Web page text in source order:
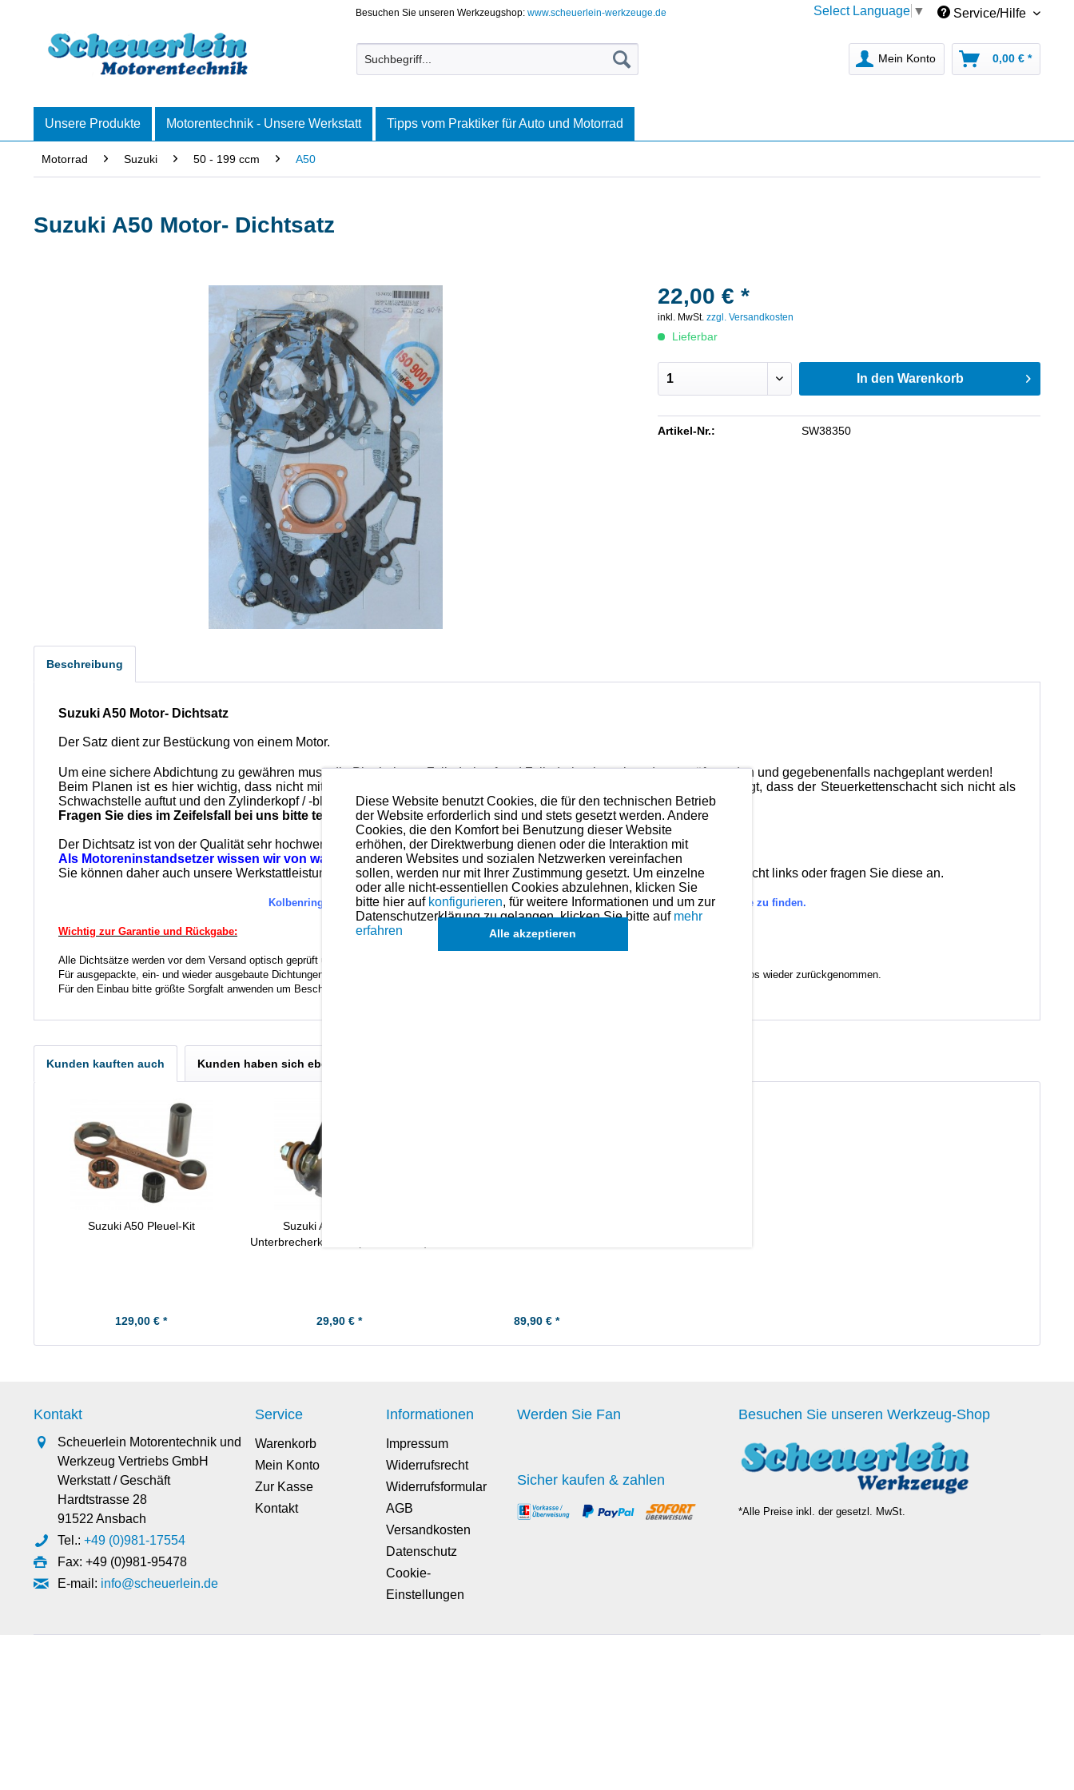
Besuchen Sie unseren Werkzeugshop:www.scheuerlein-werkzeuge.de Select Language ▼ Service/Hilfe
Mein Konto 0,00 € *
Unsere Produkte Motorentechnik - Unsere Werkstatt Tipps vom Praktiker für Auto und Motorrad
Motorrad Suzuki 50 - 199 ccm A50
Suzuki A50 Motor- Dichtsatz
22,00 € *
inkl. MwSt.zzgl. Versandkosten
Lieferbar
In den Warenkorb
Artikel-Nr.: SW38350
Beschreibung
Suzuki A50 Motor- Dichtsatz
Der Satz dient zur Bestückung von einem Motor.
Um eine sichere Abdichtung zu gewähren muss die Planheit von Zylinderkopf und Zylinderbank zueinander geprüft werden und gegebenenfalls nachgeplant werden!
Beim Planen ist es hier wichtig, dass nicht mit einem groben Messerkopf gearbeitet wird und das Festspannung so erfolgt, dass der Steuerkettenschacht sich nicht als
Schwachstelle auftut und den Zylinderkopf / -block bei der Bearbeitung in Schwingung versetzt.
Fragen Sie dies im Zeifelsfall bei uns bitte telefonisch an!
Der Dichtsatz ist von der Qualität sehr hochwertig und kann bedenkenlos verbaut werden.
Als Motoreninstandsetzer wissen wir von was wir sprechen.
Sie können daher auch unsere Werkstattleistungen in Anspruch nehmen. Preise hierzu finden Sie in der Kategorien-Übersicht links oder fragen Sie diese an.
Kolbenringe und Kolben für dieses Modell sind (falls vorhanden) in der übergeordneten Kategorie zu finden.
Wichtig zur Garantie und Rückgabe:
Alle Dichtsätze werden vor dem Versand optisch geprüft um evtl. unberechtigten Reklamationen vorzubeugen.
Für ausgepackte, ein- und wieder ausgebaute Dichtungen entfällt das Widerrufs- u. Umtauschrecht. Nur orginal verschweißte Sätze werden anstandslos wieder zurückgenommen.
Für den Einbau bitte größte Sorgfalt anwenden um Beschädigungen der Dichtungen zu vermeiden.
Kunden kauften auch Kunden haben sich ebenfalls angesehen
Suzuki A50 Pleuel-Kit
129,00 € *
Suzuki A50P (rechts) -
Unterbrecherkontakt (Zündkontakt)
29,90 € * 89,90 € *
Kontakt
Scheuerlein Motorentechnik und
Werkzeug Vertriebs GmbH
Werkstatt / Geschäft
Hardtstrasse 28
91522 Ansbach
Tel.: +49 (0)981-17554
Fax: +49 (0)981-95478
E-mail: info@scheuerlein.de
Service
Warenkorb
Mein Konto
Zur Kasse
Kontakt
Informationen
Impressum
Widerrufsrecht
Widerrufsformular
AGB
Versandkosten
Datenschutz
Cookie-
Einstellungen
Werden Sie Fan
Sicher kaufen & zahlen
Besuchen Sie unseren Werkzeug-Shop
*Alle Preise inkl. der gesetzl. MwSt.
Diese Website benutzt Cookies, die für den technischen Betrieb
der Website erforderlich sind und stets gesetzt werden. Andere
Cookies, die den Komfort bei Benutzung dieser Website
erhöhen, der Direktwerbung dienen oder die Interaktion mit
anderen Websites und sozialen Netzwerken vereinfachen
sollen, werden nur mit Ihrer Zustimmung gesetzt. Um einzelne
oder alle nicht-essentiellen Cookies abzulehnen, klicken Sie
bitte hier auf konfigurieren, für weitere Informationen und um zur
Datenschutzerklärung zu gelangen, klicken Sie bitte auf mehr
erfahren
Alle akzeptieren